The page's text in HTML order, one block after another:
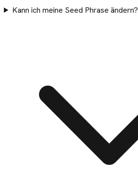
Kann ich meine Seed Phrase ändern?